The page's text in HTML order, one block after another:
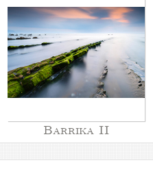
Barrika II